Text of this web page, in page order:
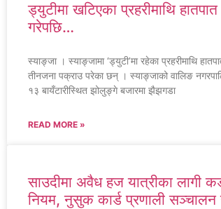
ड्युटीमा खटिएका प्रहरीमाथि हातपात
गरेपछि…
स्याङ्जा । स्याङ्जामा ‘ड्युटी’मा रहेका प्रहरीमाथि
तीनजना पक्राउ परेका छन् । स्याङ्जाको वालिङ
१३ बायँटारीस्थित झोलुङ्गे बजारमा झैझगडा
READ MORE »
साउदीमा अवैध हज यात्रीका लागी
नियम, नुसुक कार्ड प्रणाली सञ्चालन